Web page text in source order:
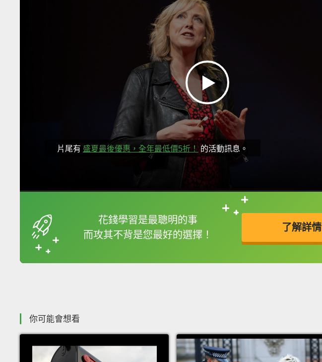
片尾有 盛夏最後優惠，全年最低價5折！的活動訊息。
花錢學習是最聰明的事
而攻其不背是您最好的選擇！
了解詳情
框選或點兩下字幕可以直接查字典喔！
你可能會想看